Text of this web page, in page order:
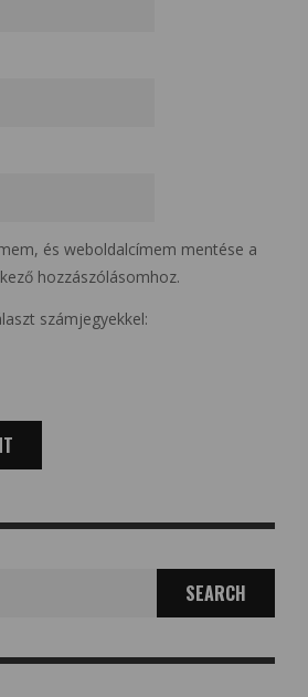
és weboldalcímem mentése a
hozzászólásomhoz.
számjegyekkel: